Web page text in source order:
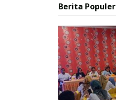
Berita Populer